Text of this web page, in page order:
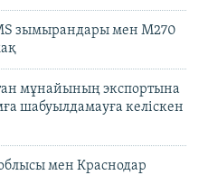
зымырандары мен M270
мұнайының экспортына
шабуылдамауға келіскен
мен Краснодар